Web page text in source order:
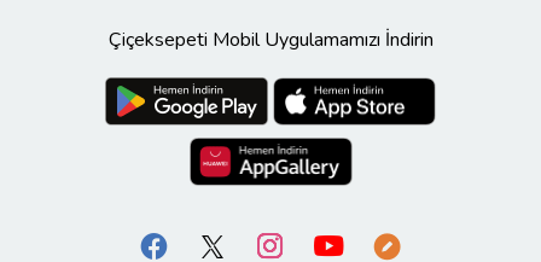
Çiçeksepeti Mobil Uygulamamızı İndirin